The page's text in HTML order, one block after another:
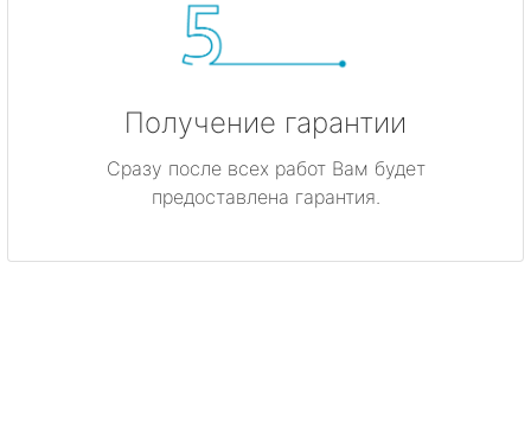
Получение гарантии
Сразу после всех работ Вам будет
предоставлена гарантия.